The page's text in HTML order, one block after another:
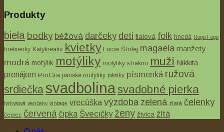
Quick View
Výzdoba Bašta Pajštún
Produkty
biela bodky béžová darčeky deti fialová folk hnedá Hogo Fogo
hrebienky Katykreativ kvietky Lucia Štofej magaela manžety
modrá motýlik motýliky motýliky s trakmi muži Nikkita
prenájom ProGra pánske motýliky pásiky písmenká ružová
srdiečkasvadbolinasvadobné pierka
tyrkysová venčeky vintage vrecúška výzdoba zelená zlatá čelenky
čepiec červená čipka Švecičky ženy živica žltá